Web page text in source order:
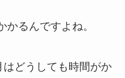
るんですよね。
どうしても時間がか